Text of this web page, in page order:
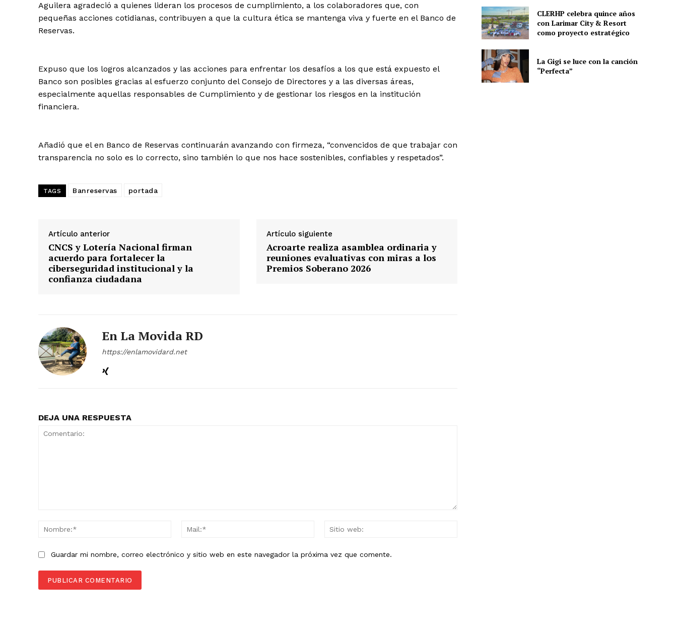
Aguilera agradeció a quienes lideran los procesos de cumplimiento, a los colaboradores que, con
pequeñas acciones cotidianas, contribuyen a que la cultura ética se mantenga viva y fuerte en el Banco de
Reservas.
Expuso que los logros alcanzados y las acciones para enfrentar los desafíos a los que está expuesto el
Banco son posibles gracias al esfuerzo conjunto del Consejo de Directores y a las diversas áreas,
especialmente aquellas responsables de Cumplimiento y de gestionar los riesgos en la institución
financiera.
Añadió que el en Banco de Reservas continuarán avanzando con firmeza, “convencidos de que trabajar con
transparencia no solo es lo correcto, sino también lo que nos hace sostenibles, confiables y respetados”.
TAGS Banreservas portada
Artículo anterior
CNCS y Lotería Nacional firman
acuerdo para fortalecer la
ciberseguridad institucional y la
confianza ciudadana
Artículo siguiente
Acroarte realiza asamblea ordinaria y
reuniones evaluativas con miras a los
Premios Soberano 2026
En La Movida RD
https://enlamovidard.net
DEJA UNA RESPUESTA
Nombre:*
Mail:*
Guardar mi nombre, correo electrónico y sitio web en este navegador la próxima vez que comente.
CLERHP celebra quince años
con Larimar City & Resort
como proyecto estratégico
La Gigi se luce con la canción
“Perfecta”